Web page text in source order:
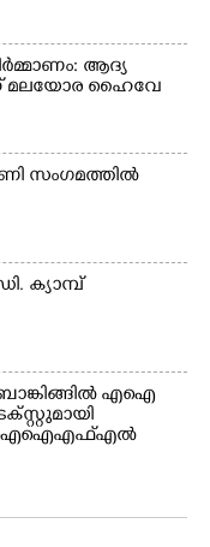
ആദ്യ
മലയോര ഹൈവേ
സംഗമത്തിൽ
ക്യാമ്പ്
ബാങ്കിങ്ങിൽ എഐ
ഐഐഎഫ്എൽ